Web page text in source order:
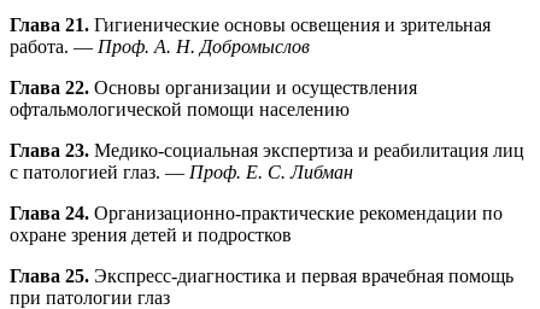
Глава 21. Гигиенические основы освещения и зрительная
работа. — Проф. А. Н. Добромыслов
Глава 22. Основы организации и осуществления
офтальмологической помощи населению
Глава 23. Медико-социальная экспертиза и реабилитация лиц
с патологией глаз. — Проф. Е. С. Либман
Глава 24. Организационно-практические рекомендации по
охране зрения детей и подростков
Глава 25. Экспресс-диагностика и первая врачебная помощь
при патологии глаз